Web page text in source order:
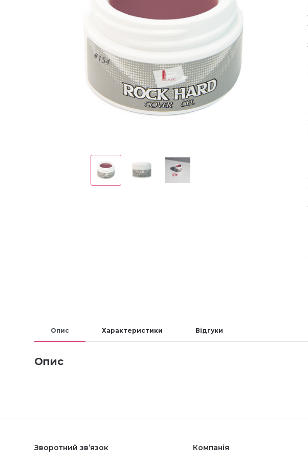
Опис Характеристики Відгуки
Опис
Зворотний зв’язок Компанія